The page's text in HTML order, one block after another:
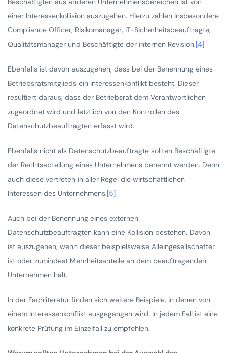
einer Interessenkollision auszugehen. Hierzu zählen insbesondere
Compliance Officer, Risikomanager, IT-Sicherheitsbeauftragte,
Qualitätsmanager und Beschäftigte der internen Revision.[4]
Ebenfalls ist davon auszugehen, dass bei der Benennung eines
Betriebsratsmitglieds ein Interessenkonflikt besteht. Dieser
resultiert daraus, dass der Betriebsrat dem Verantwortlichen
zugeordnet wird und letztlich von den Kontrollen des
Datenschutzbeauftragten erfasst wird.
Ebenfalls nicht als Datenschutzbeauftragte sollten Beschäftigte
der Rechtsabteilung eines Unternehmens benannt werden. Denn
auch diese vertreten in aller Regel die wirtschaftlichen
Interessen des Unternehmens.[5]
Auch bei der Benennung eines externen
Datenschutzbeauftragten kann eine Kollision bestehen. Davon
ist auszugehen, wenn dieser beispielsweise Alleingesellschafter
ist oder zumindest Mehrheitsanteile an dem beauftragenden
Unternehmen hält.
In der Fachliteratur finden sich weitere Beispiele, in denen von
einem Interessenkonflikt ausgegangen wird. In jedem Fall ist eine
konkrete Prüfung im Einzelfall zu empfehlen.